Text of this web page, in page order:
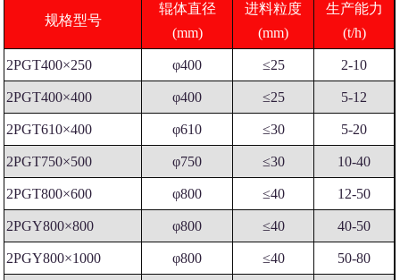
规格型号
辊体直径
(mm)
进料粒度
(mm)
生产能力
(t/h)
2PGT400×250 φ400 ≤25 2-10
2PGT400×400 φ400 ≤25 5-12
2PGT610×400 φ610 ≤30 5-20
2PGT750×500 φ750 ≤30 10-40
2PGT800×600 φ800 ≤40 12-50
2PGY800×800 φ800 ≤40 40-50
2PGY800×1000 φ800 ≤40 50-80